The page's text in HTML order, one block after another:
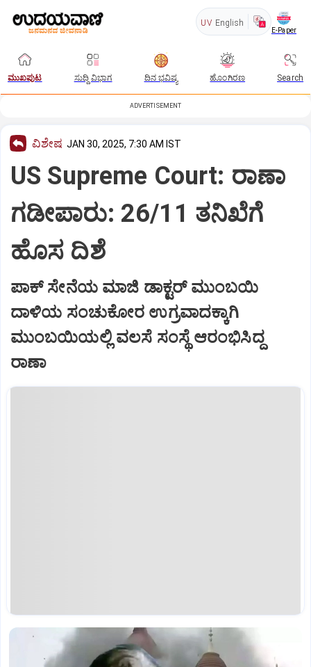
UV English
E-Paper
ಮುಖಪುಟ ಸುದ್ದಿ ವಿಭಾಗ ದಿನ ಭವಿಷ್ಯ ಹೊಂಗಿರಣ Search
ADVERTISEMENT
ವಿಶೇಷ JAN 30, 2025, 7:30 AM IST
US Supreme Court: ರಾಣಾ
ಗಡೀಪಾರು: 26/11 ತನಿಖೆಗೆ
ಹೊಸ ದಿಶೆ
ಪಾಕ್‌ ಸೇನೆಯ ಮಾಜಿ ಡಾಕ್ಟರ್‌ ಮುಂಬಯಿ
ದಾಳಿಯ ಸಂಚುಕೋರ ಉಗ್ರವಾದಕ್ಕಾಗಿ
ಮುಂಬಯಿಯಲ್ಲಿ ವಲಸೆ ಸಂಸ್ಥೆ ಆರಂಭಿಸಿದ್ದ
ರಾಣಾ